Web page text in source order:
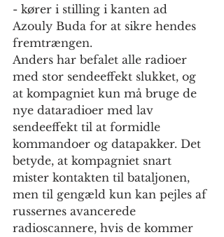
- kører i stilling i kanten ad
Azouly Buda for at sikre hendes
fremtrængen.
Anders har befalet alle radioer
med stor sendeeffekt slukket, og
at kompagniet kun må bruge de
nye dataradioer med lav
sendeeffekt til at formidle
kommandoer og datapakker. Det
betyde, at kompagniet snart
mister kontakten til bataljonen,
men til gengæld kun kan pejles af
russernes avancerede
radioscannere, hvis de kommer